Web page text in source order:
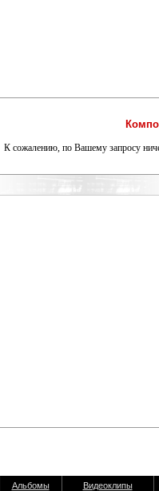
К сожалению, по Вашему запросу
Альбомы
Видеоклипы